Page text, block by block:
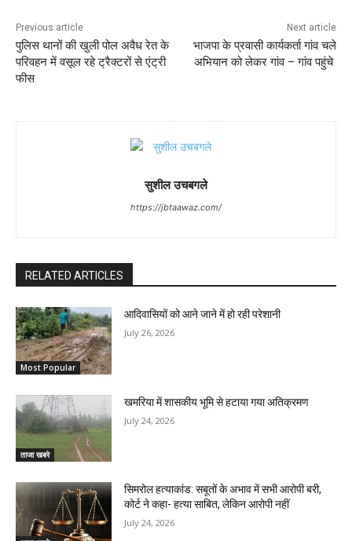
Previous article
पुलिस थानों की खुली पोल अवैध रेत के
परिवहन में वसूल रहे ट्रैक्टरों से एंट्री
फीस
Next article
भाजपा के प्रवासी कार्यकर्ता गांव चले
अभियान को लेकर गांव – गांव पहुंचे
सुशील उचबगले
https://jbtaawaz.com/
RELATED ARTICLES
Most Popular
आदिवासियों को आने जाने में हो रही परेशानी
July 26, 2026
ताजा खबरे
खमरिया में शासकीय भूमि से हटाया गया अतिक्रमण
July 24, 2026
सिमरोल हत्याकांड: सबूतों के अभाव में सभी आरोपी बरी,
कोर्ट ने कहा- हत्या साबित, लेकिन आरोपी नहीं
July 24, 2026